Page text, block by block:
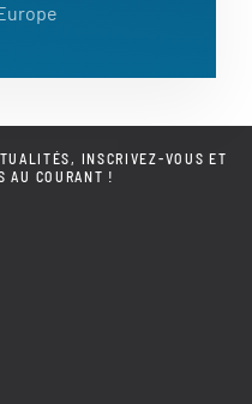
INSCRIVEZ-VOUS ET
AU COURANT !